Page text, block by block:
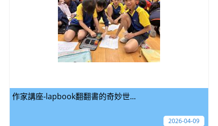
作家講座-lapbook翻翻書的奇妙世...
2026-04-09